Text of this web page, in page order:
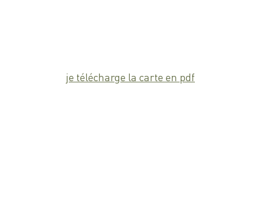
je télécharge la carte en pdf